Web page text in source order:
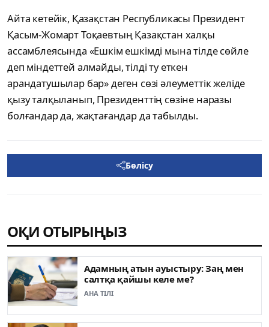
Айта кетейік, Қазақстан Республикасы Президент
Қасым-Жомарт Тоқаевтың Қазақстан халқы
ассамблеясында «Ешкім ешкімді мына тілде сөйле
деп міндеттей алмайды, тілді ту еткен
арандатушылар бар» деген сөзі әлеуметтік желіде
қызу талқыланып, Президенттің сөзіне наразы
болғандар да, жақтағандар да табылды.
Бөлісу
ОҚИ ОТЫРЫҢЫЗ
Адамның атын ауыстыру: Заң мен
салтқа қайшы келе ме?
АНА ТІЛІ